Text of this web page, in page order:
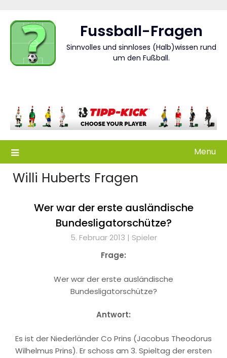
content
Fussball-Fragen
Sinnvolles und sinnloses (Halb)wissen rund
um den Fußball.
Menu
Willi Huberts Fragen
Wer war der erste ausländische
Bundesligatorschütze?
5. Februar 2013 | Spieler
Frage:
Wer war der erste ausländische
Bundesligatorschütze?
Antwort:
Es ist der Niederländer Co Prins (Jacobus Theodorus
Wilhelmus Prins). Er schoss am 3. Spieltag der ersten